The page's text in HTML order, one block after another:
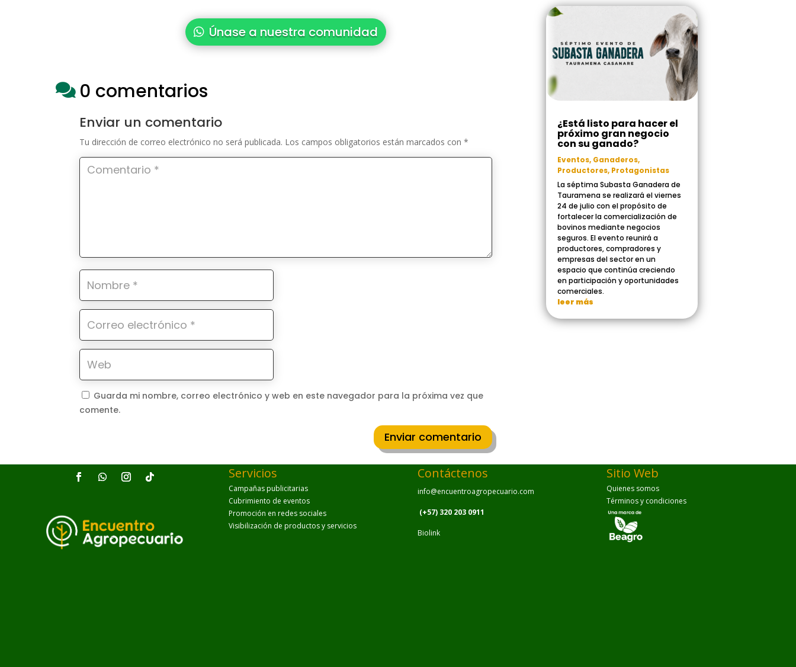
Únase a nuestra comunidad
 0 comentarios
Enviar un comentario
Tu dirección de correo electrónico no será publicada. Los campos obligatorios están marcados con*
Guarda mi nombre, correo electrónico y web en este navegador para la próxima vez que
comente.
Enviar comentario
¿Está listo para hacer el
próximo gran negocio
con su ganado?
Eventos, Ganaderos,
Productores, Protagonistas
La séptima Subasta Ganadera de
Tauramena se realizará el viernes
24 de julio con el propósito de
fortalecer la comercialización de
bovinos mediante negocios
seguros. El evento reunirá a
productores, compradores y
empresas del sector en un
espacio que continúa creciendo
en participación y oportunidades
comerciales.
leer más
Servicios
Campañas publicitarias
Cubrimiento de eventos
Promoción en redes sociales
Visibilización de productos y servicios
Contáctenos
info@encuentroagropecuario.com
(+57) 320 203 0911
Biolink
Sitio Web
Quienes somos
Términos y condiciones